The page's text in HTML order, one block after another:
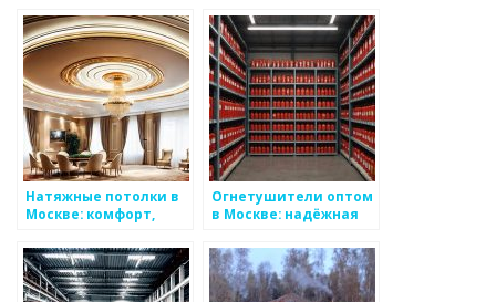
пожарной
сигнализации АПС и
СОУЭ в Москве и РФ,
цена
Натяжные потолки в
Москве: комфорт,
Огнетушители оптом
в Москве: надёжная